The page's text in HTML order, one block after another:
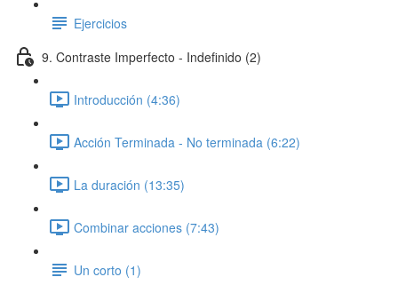
Ejercicios
9. Contraste Imperfecto - Indefinido (2)
Introducción (4:36)
Acción Terminada - No terminada (6:22)
La duración (13:35)
Combinar acciones (7:43)
Un corto (1)